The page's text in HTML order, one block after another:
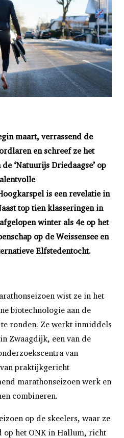
maart, verrassend de
en schreef ze het
‘Natuurijs Driedaagse’ op
is een revelatie in
top tien klasseringen in
winter als 4e op het
op de Weissensee en
Elfstedentocht.
wist ze in het
biotechnologie aan de
ronden. Ze werkt inmiddels
Zwaagdijk, een van de
van
praktijkgericht
marathonseizoen werk en
combineren.
op de skeelers, waar ze
op het ONK in Hallum, richt